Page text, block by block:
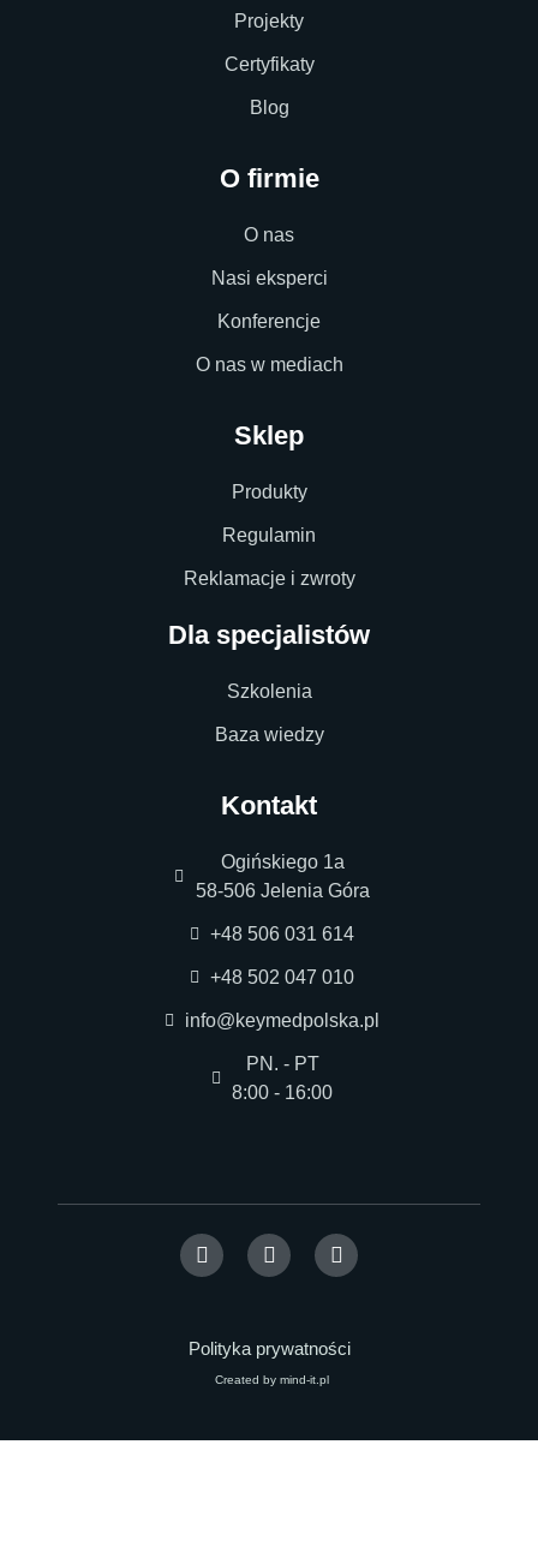
Projekty
Certyfikaty
Blog
O firmie
O nas
Nasi eksperci
Konferencje
O nas w mediach
Sklep
Produkty
Regulamin
Reklamacje i zwroty
Dla specjalistów
Szkolenia
Baza wiedzy
Kontakt
Ogińskiego 1a
58-506 Jelenia Góra
+48 506 031 614
+48 502 047 010
info@keymedpolska.pl
PN. - PT
8:00 - 16:00
Polityka prywatności
Created by mind-it.pl